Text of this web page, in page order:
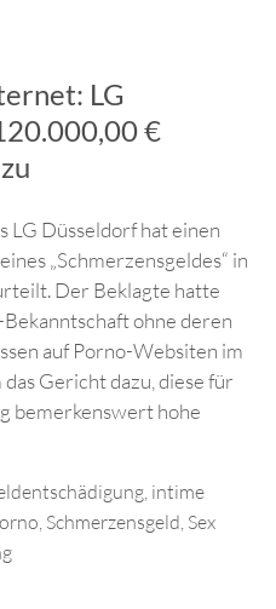
LG
€
LG Düsseldorf hat einen
„Schmerzensgeldes“ in
Der Beklagte hatte
ohne deren
auf Porno-Websiten im
Gericht dazu, diese für
bemerkenswert hohe
, intime
, Schmerzensgeld, Sex